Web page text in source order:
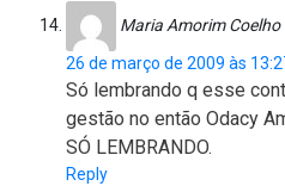
Maria Amorim Coelho
26 de março de 2009 às
Só lembrando q esse
gestão no então Odacy
SÓ LEMBRANDO.
Reply